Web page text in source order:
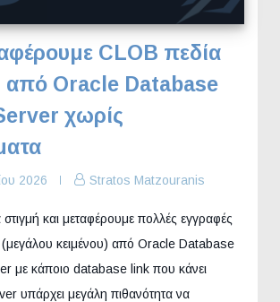
CLOB πεδία
από Oracle Database
χωρίς
2026 Stratos Matzouranis
στιγμή και μεταφέρουμε πολλές εγγραφές
(μεγάλου κειμένου) από Oracle Database
με κάποιο database link που κάνει
υπάρχει μεγάλη πιθανότητα να